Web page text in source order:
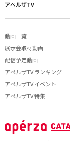
アペルザTV
動画一覧
展示会取材動画
配信予定動画
アペルザTV ランキング
アペルザTV イベント
アペルザTV 特集